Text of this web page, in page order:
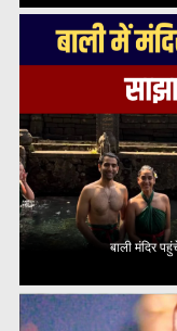
बाली मंदिर